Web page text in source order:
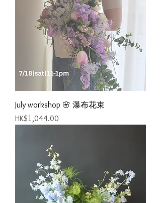
July workshop 🌸 瀑布花束
價格
HK$1,044.00